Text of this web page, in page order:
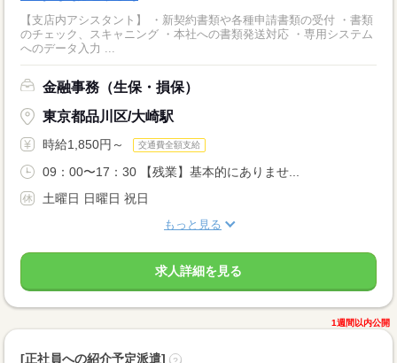
【支店内アシスタント】 ・新契約書類や各種申請書類の受付 ・書類
のチェック、スキャニング ・本社への書類発送対応 ・専用システム
へのデータ入力 ...
金融事務（生保・損保）
東京都品川区/大崎駅
時給1,850円～ 交通費全額支給
09：00〜17：30 【残業】基本的にありませ...
土曜日 日曜日 祝日
もっと見る
求人詳細を見る
1週間以内公開
[正社員への紹介予定派遣] ?